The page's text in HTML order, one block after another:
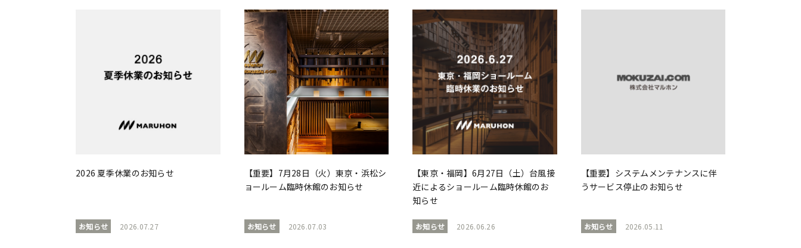
2026 夏季休業のお知らせ
お知らせ 2026.07.27
【重要】7月28日（火）東京・浜松シ
ョールーム臨時休館のお知らせ
お知らせ 2026.07.03
【東京・福岡】6月27日（土）台風接
近によるショールーム臨時休館のお
知らせ
お知らせ 2026.06.26
【重要】システムメンテナンスに伴
うサービス停止のお知らせ
お知らせ 2026.05.11